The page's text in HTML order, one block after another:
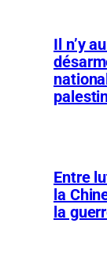
Il n’y
Entre
la
la